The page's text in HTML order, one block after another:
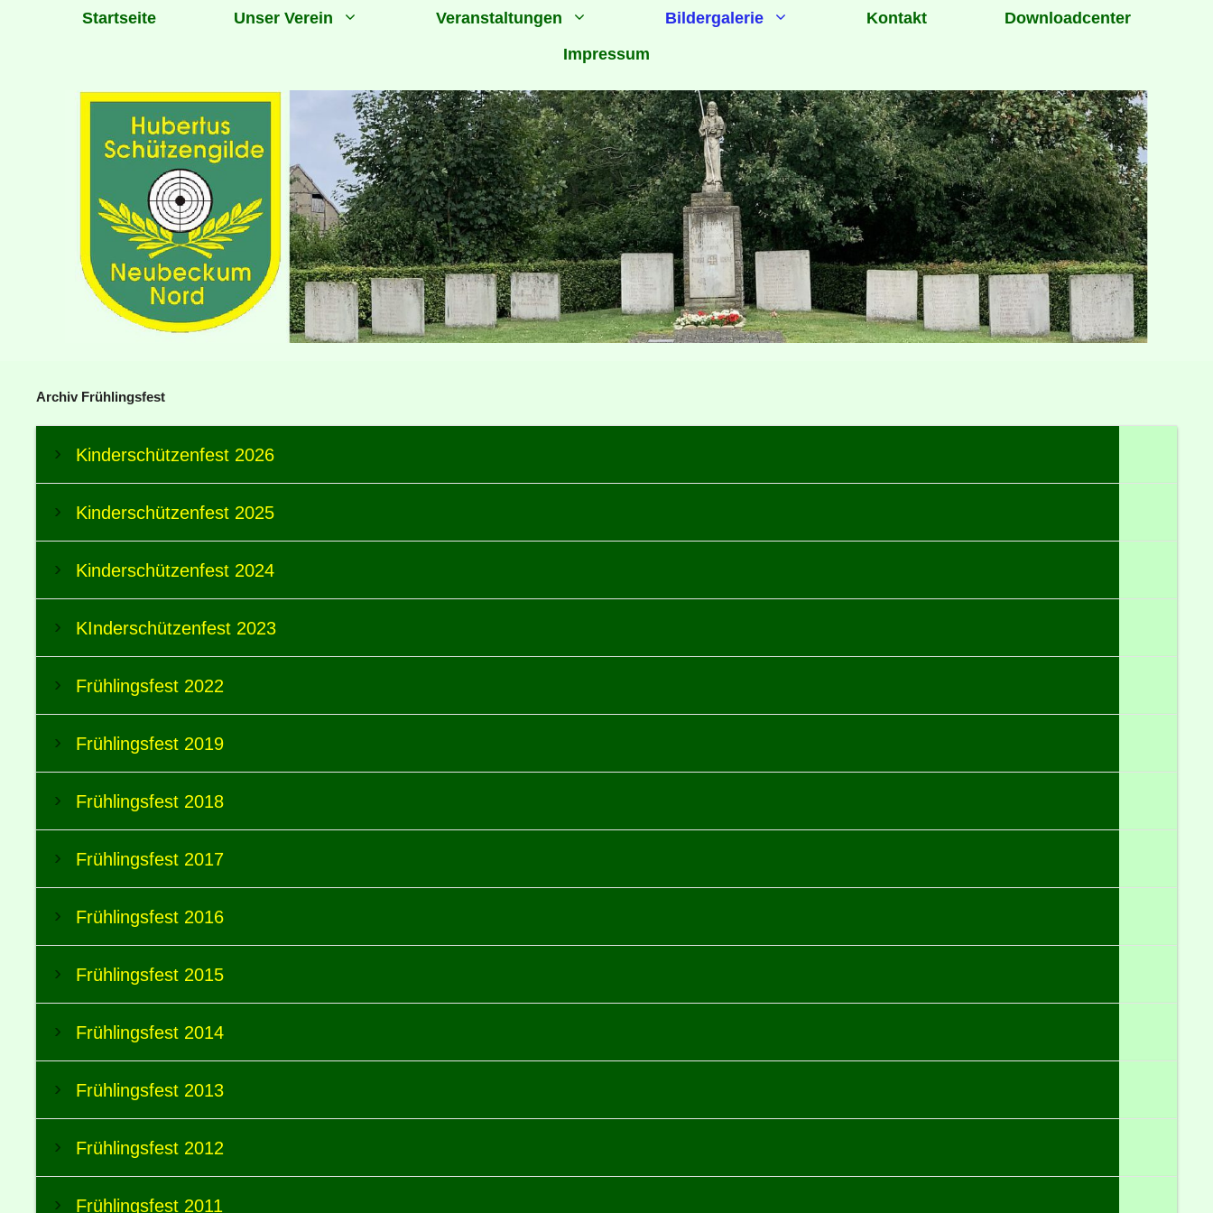
Startseite Unser Verein Veranstaltungen Bildergalerie Kontakt
Downloadcenter
Impressum
Archiv Frühlingsfest
Kinderschützenfest 2026
Kinderschützenfest 2025
Kinderschützenfest 2024
KInderschützenfest 2023
Frühlingsfest 2022
Frühlingsfest 2019
Frühlingsfest 2018
Frühlingsfest 2017
Frühlingsfest 2016
Frühlingsfest 2015
Frühlingsfest 2014
Frühlingsfest 2013
Frühlingsfest 2012
Frühlingsfest 2011